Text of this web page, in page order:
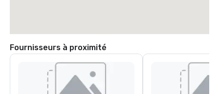
Fournisseurs à proximité